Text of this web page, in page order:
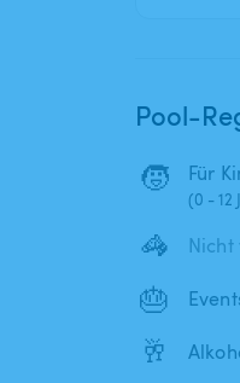
Pool-
🧒 Für
(0 - 12
🦓
🎂
🥂